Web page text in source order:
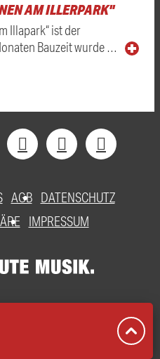
AM ILLERPARK"
Illapark“ ist der
Bauzeit wurde …
AGB DATENSCHUTZ
IMPRESSUM